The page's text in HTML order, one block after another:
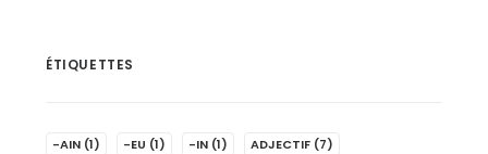
ÉTIQUETTES
-AIN (1) -EU (1) -IN (1) ADJECTIF (7)